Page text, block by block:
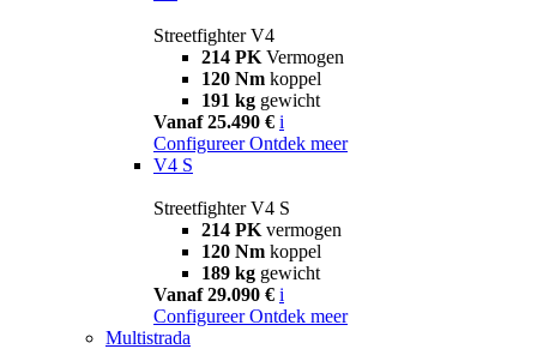
Streetfighter V4
214 PK Vermogen
120 Nm koppel
191 kg gewicht
Vanaf 25.490 € i
Configureer Ontdek meer
V4 S
Streetfighter V4 S
214 PK vermogen
120 Nm koppel
189 kg gewicht
Vanaf 29.090 € i
Configureer Ontdek meer
Multistrada